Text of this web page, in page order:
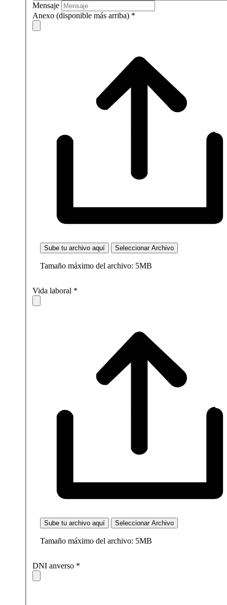
Mensaje
Anexo (disponible más arriba) *
Sube tu archivo aquí Seleccionar Archivo
Tamaño máximo del archivo: 5MB
Vida laboral *
Sube tu archivo aquí Seleccionar Archivo
Tamaño máximo del archivo: 5MB
DNI anverso *